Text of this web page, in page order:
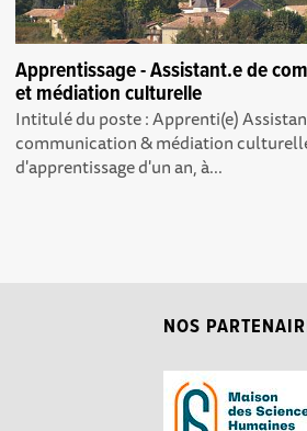
Apprentissage - Assistant.e de
et médiation culturelle
Intitulé du poste : Apprenti(e)
communication & médiation
d'apprentissage d'un an, à...
NOS